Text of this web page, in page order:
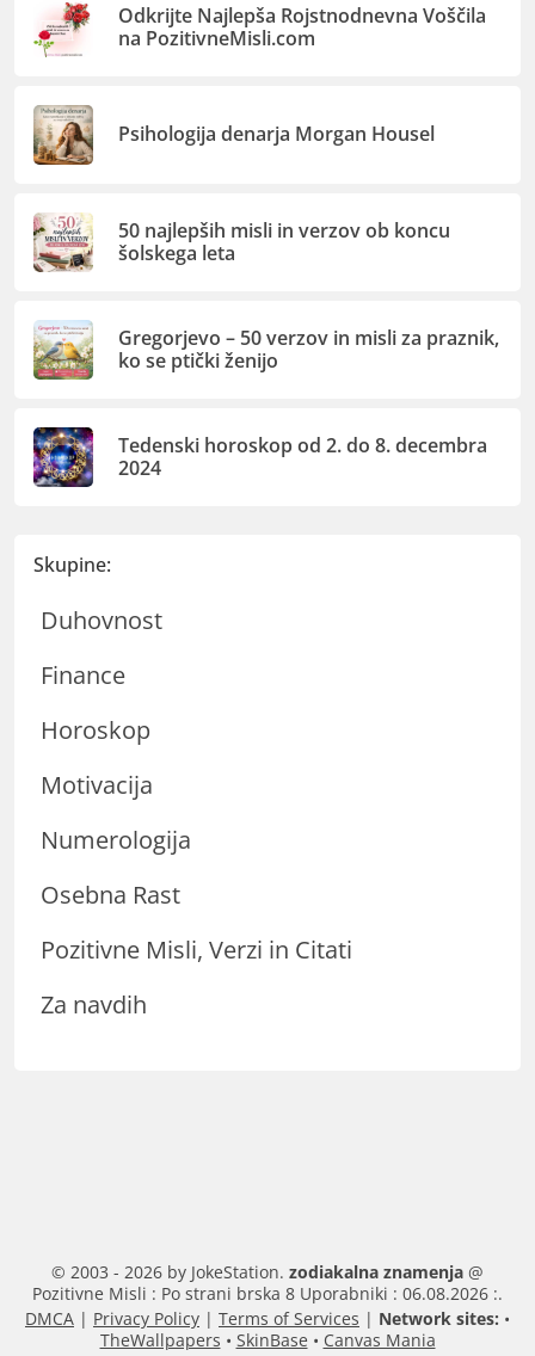
Odkrijte Najlepša Rojstnodnevna Voščila
na PozitivneMisli.com
Psihologija denarja Morgan Housel
50 najlepših misli in verzov ob koncu
šolskega leta
Gregorjevo – 50 verzov in misli za praznik,
ko se ptički ženijo
Tedenski horoskop od 2. do 8. decembra
2024
Skupine:
Duhovnost
Finance
Horoskop
Motivacija
Numerologija
Osebna Rast
Pozitivne Misli, Verzi in Citati
Za navdih
© 2003 - 2026 by JokeStation. zodiakalna znamenja @
Pozitivne Misli : Po strani brska 8 Uporabniki : 06.08.2026 :.
DMCA | Privacy Policy | Terms of Services | Network sites: •
TheWallpapers • SkinBase • Canvas Mania